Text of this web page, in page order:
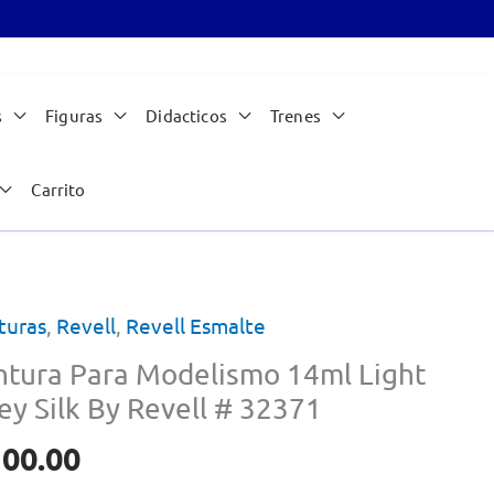
Figuras Didacticos Trenes
Carrito
, Revell, Revell Esmalte
Para Modelismo 14ml Light
Silk By Revell # 32371